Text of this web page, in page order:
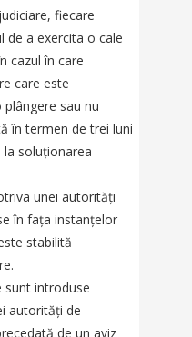
fiecare
de a exercita o cale
cazul în care
care este
sau nu
în termen de trei luni
la soluționarea
unei autorități
în fața instanțelor
stabilită
sunt introduse
autorități de
de un aviz